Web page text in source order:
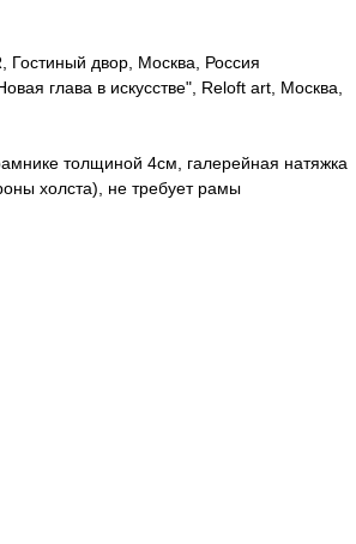
Гостиный двор, Москва, Россия
глава в искусстве", Reloft art, Москва,
толщиной 4см, галерейная натяжка
холста), не требует рамы